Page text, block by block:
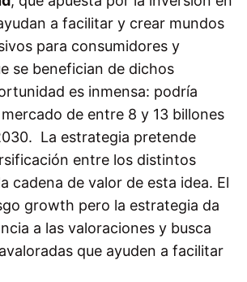
a facilitar y crear mundos
para consumidores y
se benefician de dichos
es inmensa: podría
de entre 8 y 13 billones
La estrategia pretende
entre los distintos
cadena de valor de esta idea. El
growth pero la estrategia da
a las valoraciones y busca
que ayuden a facilitar